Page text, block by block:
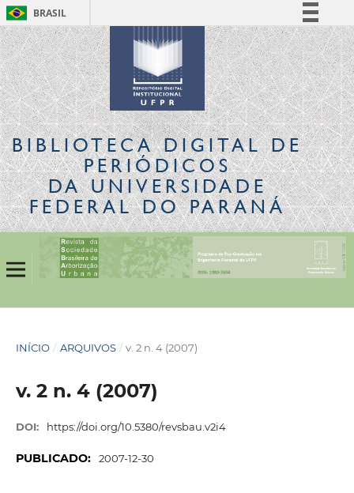
BRASIL
Simplifique!
Comunica BR
Participe
Acesso à informação
Legislação
Canais
BIBLIOTECA DIGITALDE
PERIÓDICOS
DA UNIVERSIDADE
FEDERAL DO PARANÁ
INÍCIO / ARQUIVOS / v. 2 n. 4 (2007)
v. 2 n. 4 (2007)
DOI: https://doi.org/10.5380/revsbau.v2i4
PUBLICADO: 2007-12-30